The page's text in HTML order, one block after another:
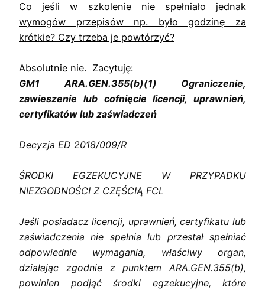
Co jeśli w szkolenie nie spełniało jednak
wymogów przepisów np. było godzinę za
krótkie? Czy trzeba je powtórzyć?
Absolutnie nie. Zacytuję:
GM1 ARA.GEN.355(b)(1) Ograniczenie,
zawieszenie lub cofnięcie licencji, uprawnień,
certyfikatów lub zaświadczeń
Decyzja ED 2018/009/R
ŚRODKI EGZEKUCYJNE W PRZYPADKU
NIEZGODNOŚCI Z CZĘŚCIĄ FCL
Jeśli posiadacz licencji, uprawnień, certyfikatu lub
zaświadczenia nie spełnia lub przestał spełniać
odpowiednie wymagania, właściwy organ,
działając zgodnie z punktem ARA.GEN.355(b),
powinien podjąć środki egzekucyjne, które